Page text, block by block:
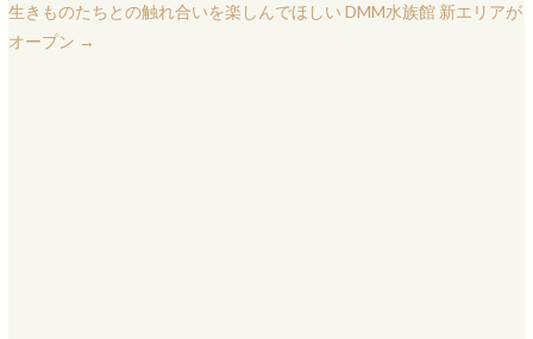
生きものたちとの触れ合いを楽しんでほしい DMM水族館 新エリアが
オープン →